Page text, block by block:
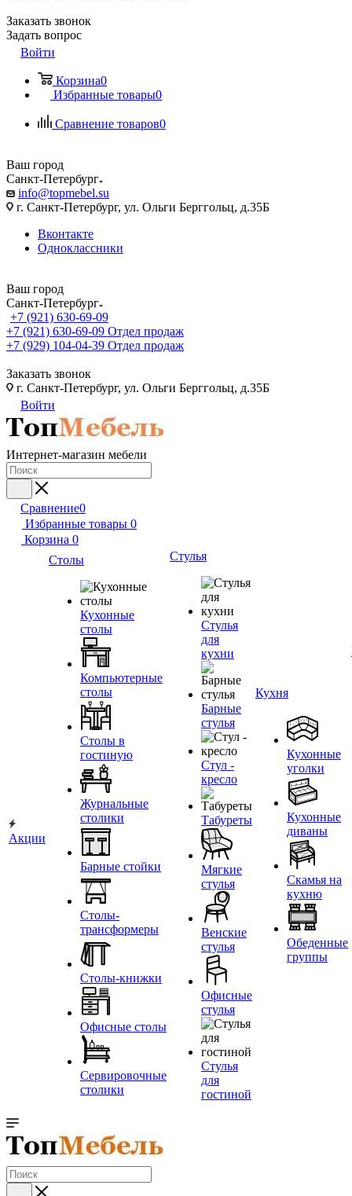
Заказать звонок
Задать вопрос
Войти
Корзина0
Избранные товары0
Сравнение товаров0
Ваш город
Санкт-Петербург
info@topmebel.su
г. Санкт-Петербург, ул. Ольги Берггольц, д.35Б
Вконтакте
Одноклассники
Ваш город
Санкт-Петербург
+7 (921) 630-69-09
+7 (921) 630-69-09 Отдел продаж
+7 (929) 104-04-39 Отдел продаж
Заказать звонок
г. Санкт-Петербург, ул. Ольги Берггольц, д.35Б
Войти
Интернет-магазин мебели
Сравнение0
Избранные товары 0
Корзина 0
Акции
Столы
Кухонные
столы
Компьютерные
столы
Столы в
гостиную
Журнальные
столики
Барные стойки
Столы-
трансформеры
Столы-книжки
Офисные столы
Сервировочные
столики
Стулья
Стулья
для
кухни
Барные
стулья
Стул -
кресло
Табуреты
Мягкие
стулья
Венские
стулья
Офисные
стулья
Стулья
для
гостиной
Кухня
Кухонные
уголки
Кухонные
диваны
Скамья на
кухню
Обеденные
группы